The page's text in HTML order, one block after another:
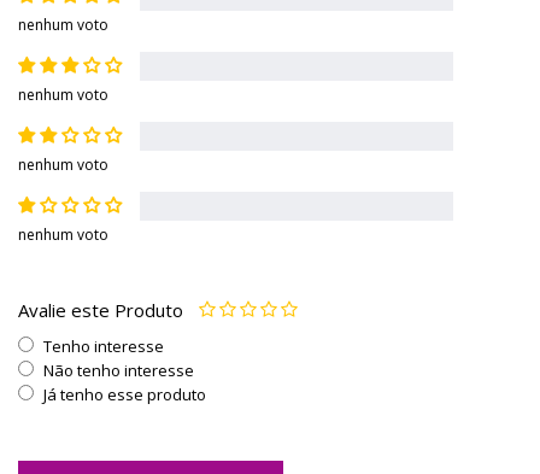
nenhum voto
nenhum voto
nenhum voto
nenhum voto
Avalie este Produto
Tenho interesse
Não tenho interesse
Já tenho esse produto